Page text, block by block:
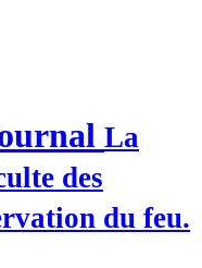
La
des
du feu.